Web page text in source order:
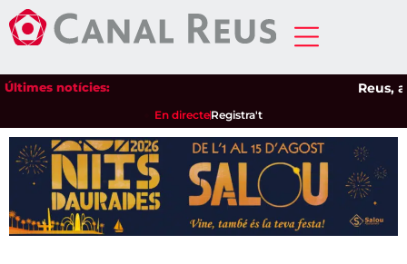
Últimes notícies: Reus, a
En directeRegistra't